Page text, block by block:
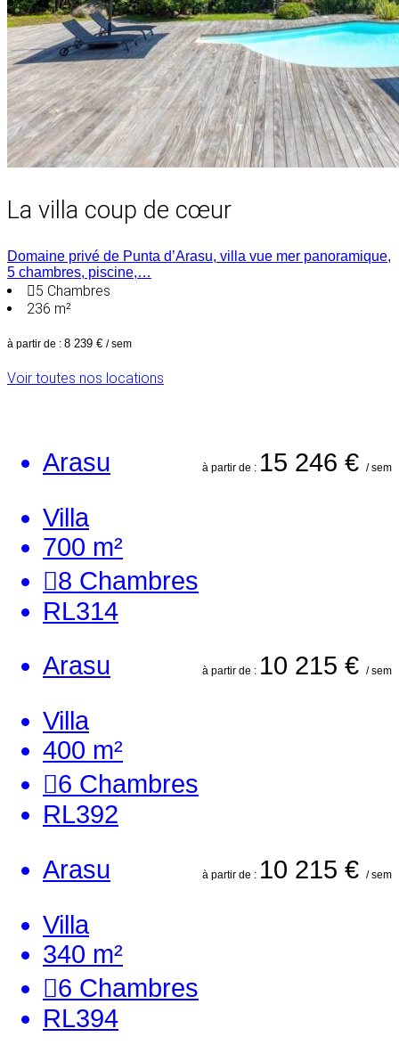
La villa coup de cœur
Domaine privé de Punta d’Arasu, villa vue mer panoramique,
5 chambres, piscine,…
5 Chambres
236 m²
à partir de : 8 239 € / sem
Voir toutes nos locations
à partir de : 15 246 € / sem
Arasu
Villa
700 m²
8 Chambres
RL314
à partir de : 10 215 € / sem
Arasu
Villa
400 m²
6 Chambres
RL392
à partir de : 10 215 € / sem
Arasu
Villa
340 m²
6 Chambres
RL394